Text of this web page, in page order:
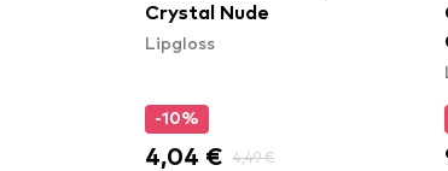
Crystal Nude
Lipgloss
-10%
4,04 € 4,49 €